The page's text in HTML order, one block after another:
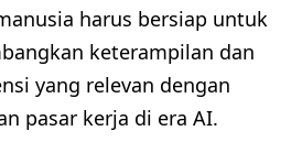
harus bersiap untuk
keterampilan dan
yang relevan dengan
pasar kerja di era AI.